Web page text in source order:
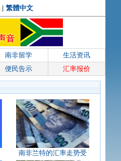
| 繁體中文
南非留学
生活资讯
便民告示 汇率报价
南非兰特的汇率走势受